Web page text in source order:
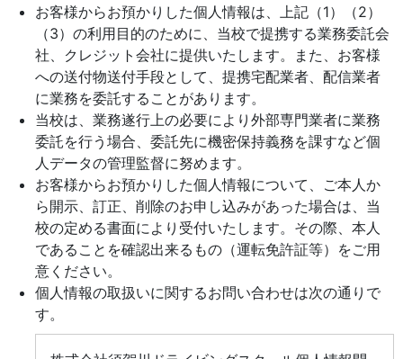
お客様からお預かりした個人情報は、上記（1）（2）
（3）の利用目的のために、当校で提携する業務委託会
社、クレジット会社に提供いたします。また、お客様
への送付物送付手段として、提携宅配業者、配信業者
に業務を委託することがあります。
当校は、業務遂行上の必要により外部専門業者に業務
委託を行う場合、委託先に機密保持義務を課すなど個
人データの管理監督に努めます。
お客様からお預かりした個人情報について、ご本人か
ら開示、訂正、削除のお申し込みがあった場合は、当
校の定める書面により受付いたします。その際、本人
であることを確認出来るもの（運転免許証等）をご用
意ください。
個人情報の取扱いに関するお問い合わせは次の通りで
す。